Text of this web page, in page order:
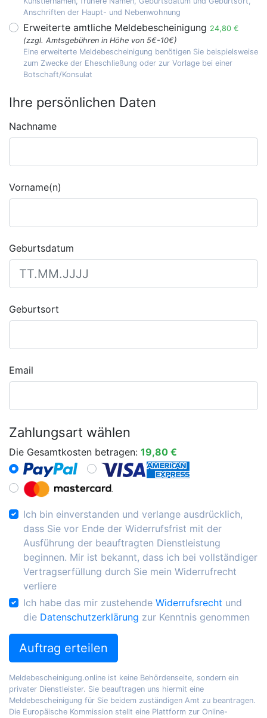
Anschriften der Haupt- und Nebenwohnung
Erweiterte amtliche Meldebescheinigung 24,80 €
(zzgl. Amtsgebühren in Höhe von 5€-10€)
Eine erweiterte Meldebescheinigung benötigen Sie beispielsweise
zum Zwecke der Eheschließung oder zur Vorlage bei einer
Botschaft/Konsulat
Ihre persönlichen Daten
Nachname
Vorname(n)
Geburtsdatum
Geburtsort
Email
Zahlungsart wählen
Die Gesamtkosten betragen: 19,80 €
Ich bin einverstanden und verlange ausdrücklich,
dass Sie vor Ende der Widerrufsfrist mit der
Ausführung der beauftragten Dienstleistung
beginnen. Mir ist bekannt, dass ich bei vollständiger
Vertragserfüllung durch Sie mein Widerrufrecht
verliere
Ich habe das mir zustehende Widerrufsrecht und
die Datenschutzerklärung zur Kenntnis genommen
Auftrag erteilen
Meldebescheinigung.online ist keine Behördenseite, sondern ein
privater Dienstleister. Sie beauftragen uns hiermit eine
Meldebescheinigung für Sie beidem zuständigen Amt zu beantragen.
Die Europäische Kommission stellt eine Plattform zur Online-